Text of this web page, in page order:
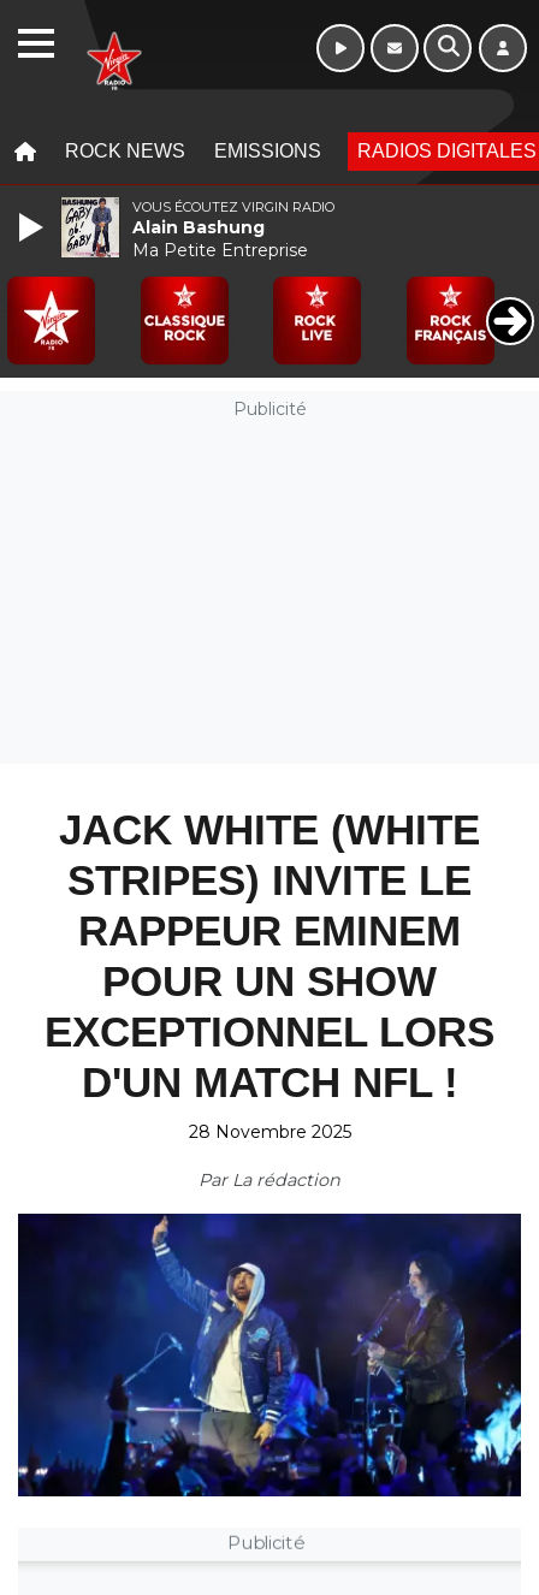
ROCK NEWS EMISSIONS RADIOS DIGITALES
Publicité
JACK WHITE (WHITE
STRIPES) INVITE LE
RAPPEUR EMINEM
POUR UN SHOW
EXCEPTIONNEL LORS
D'UN MATCH NFL !
28 Novembre 2025
Par La rédaction
Publicité
VOUS ÉCOUTEZ VIRGIN RADIO
Alain Bashung
Ma Petite Entreprise
WEBRADIO 16h - 20h